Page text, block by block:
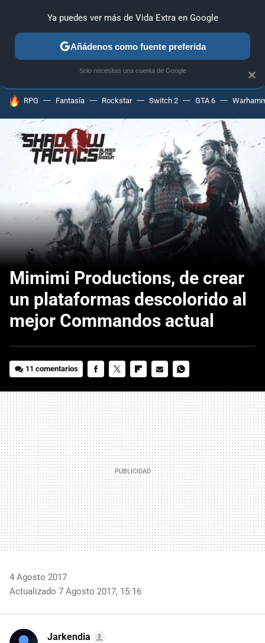
ANÁLISIS GUÍAS Y TRUCOS PC SONY NINTENDO
HOY SE HABLA DE
RPG Fantasía Rockstar Switch 2 GTA 6
Mimimi Productions, de crear
un plataformas descolorido al
mejor Commandos actual
11 comentarios
MAIL
4 Agosto 2017
Actualizado 7 Agosto 2017, 15:16
Jarkendia
×
Ya puedes ver más de Vida Extra en Google
Añádenos como fuente preferida
Solo necesitas una cuenta de Google